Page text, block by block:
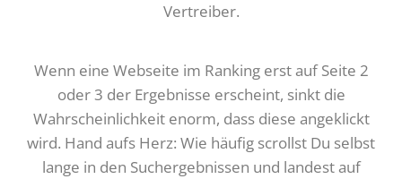
Vertreiber.
Wenn eine Webseite im Ranking erst auf Seite 2
oder 3 der Ergebnisse erscheint, sinkt die
Wahrscheinlichkeit enorm, dass diese angeklickt
wird. Hand aufs Herz: Wie häufig scrollst Du selbst
lange in den Suchergebnissen und landest auf